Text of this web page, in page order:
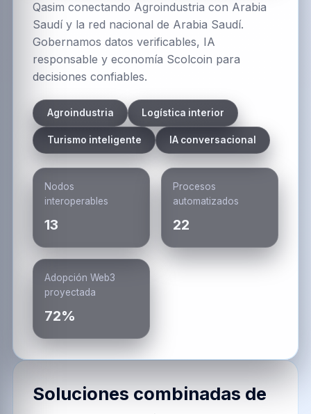
Qasim conectando Agroindustria con Arabia
Saudí y la red nacional de Arabia Saudí.
Gobernamos datos verificables, IA
responsable y economía Scolcoin para
decisiones confiables.
Agroindustria Logística interior
Turismo inteligente IA conversacional
Nodos
interoperables
13
Procesos
automatizados
22
Adopción Web3
proyectada
72%
Soluciones combinadas de